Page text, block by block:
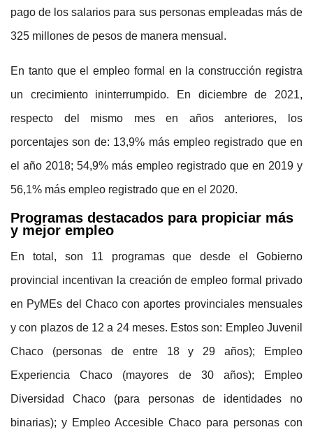
pago de los salarios para sus personas empleadas más de
325 millones de pesos de manera mensual.
En tanto que el empleo formal en la construcción registra
un crecimiento ininterrumpido. En diciembre de 2021,
respecto del mismo mes en años anteriores, los
porcentajes son de: 13,9% más empleo registrado que en
el año 2018; 54,9% más empleo registrado que en 2019 y
56,1% más empleo registrado que en el 2020.
Programas destacados para propiciar más
y mejor empleo
En total, son 11 programas que desde el Gobierno
provincial incentivan la creación de empleo formal privado
en PyMEs del Chaco con aportes provinciales mensuales
y con plazos de 12 a 24 meses. Estos son: Empleo Juvenil
Chaco (personas de entre 18 y 29 años); Empleo
Experiencia Chaco (mayores de 30 años); Empleo
Diversidad Chaco (para personas de identidades no
binarias); y Empleo Accesible Chaco para personas con